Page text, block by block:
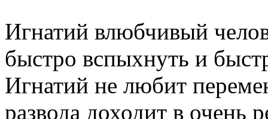
Игнатий влюбчивый
быстро вспыхнуть и
Игнатий не любит
развода доходит в очень